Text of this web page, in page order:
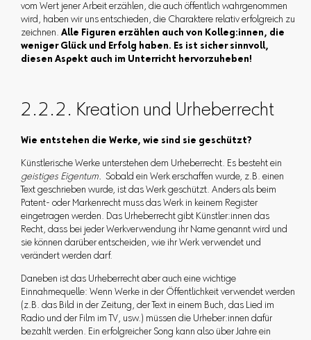
vom Wert jener Arbeit erzählen, die auch öffentlich wahrgenommen
wird, haben wir uns entschieden, die Charaktere relativ erfolgreich zu
zeichnen. Alle Figuren erzählen auch von Kolleg:innen, die
weniger Glück und Erfolg haben. Es ist sicher sinnvoll,
diesen Aspekt auch im Unterricht hervorzuheben!
2.2.2. Kreation und Urheberrecht
Wie entstehen die Werke, wie sind sie geschützt?
Künstlerische Werke unterstehen dem Urheberrecht. Es besteht ein
geistiges Eigentum. Sobald ein Werk erschaffen wurde, z.B. einen
Text geschrieben wurde, ist das Werk geschützt. Anders als beim
Patent- oder Markenrecht muss das Werk in keinem Register
eingetragen werden. Das Urheberrecht gibt Künstler:innen das
Recht, dass bei jeder Werkverwendung ihr Name genannt wird und
sie können darüber entscheiden, wie ihr Werk verwendet und
verändert werden darf.
Daneben ist das Urheberrecht aber auch eine wichtige
Einnahmequelle: Wenn Werke in der Öffentlichkeit verwendet werden
(z.B. das Bild in der Zeitung, der Text in einem Buch, das Lied im
Radio und der Film im TV, usw.) müssen die Urheber:innen dafür
bezahlt werden. Ein erfolgreicher Song kann also über Jahre ein